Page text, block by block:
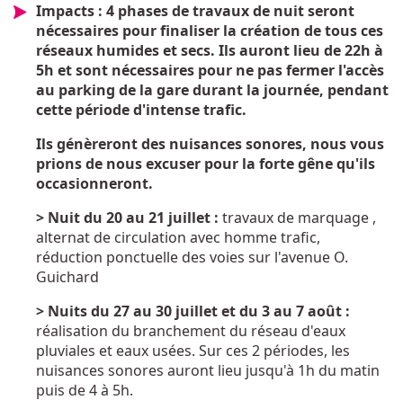
Impacts : 4 phases de travaux de nuit seront
nécessaires pour finaliser la création de tous ces
réseaux humides et secs. Ils auront lieu de 22h à
5h et sont nécessaires pour ne pas fermer l'accès
au parking de la gare durant la journée, pendant
cette période d'intense trafic.
Ils génèreront des nuisances sonores, nous vous
prions de nous excuser pour la forte gêne qu'ils
occasionneront.
> Nuit du 20 au 21 juillet : travaux de marquage ,
alternat de circulation avec homme trafic,
réduction ponctuelle des voies sur l'avenue O.
Guichard
> Nuits du 27 au 30 juillet et du 3 au 7 août :
réalisation du branchement du réseau d'eaux
pluviales et eaux usées. Sur ces 2 périodes, les
nuisances sonores auront lieu jusqu'à 1h du matin
puis de 4 à 5h.